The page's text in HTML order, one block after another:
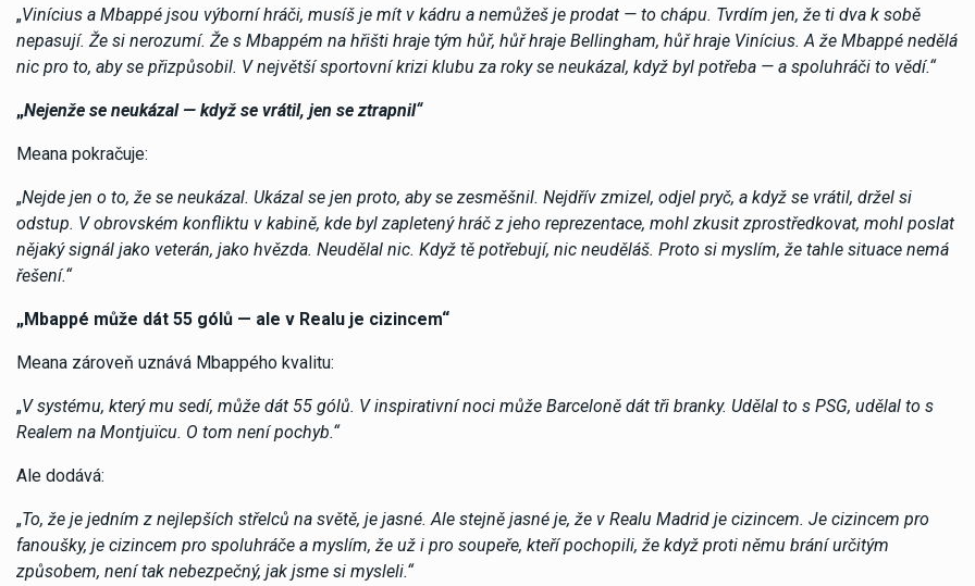
„Vinícius a Mbappé jsou výborní hráči, musíš je mít v kádru a nemůžeš je prodat — to chápu. Tvrdím jen, že ti dva k sobě
nepasují. Že si nerozumí. Že s Mbappém na hřišti hraje tým hůř, hůř hraje Bellingham, hůř hraje Vinícius. A že Mbappé nedělá
nic pro to, aby se přizpůsobil. V největší sportovní krizi klubu za roky se neukázal, když byl potřeba — a spoluhráči to vědí.“
„Nejenže se neukázal — když se vrátil, jen se ztrapnil“
Meana pokračuje:
„Nejde jen o to, že se neukázal. Ukázal se jen proto, aby se zesměšnil. Nejdřív zmizel, odjel pryč, a když se vrátil, držel si
odstup. V obrovském konfliktu v kabině, kde byl zapletený hráč z jeho reprezentace, mohl zkusit zprostředkovat, mohl poslat
nějaký signál jako veterán, jako hvězda. Neudělal nic. Když tě potřebují, nic neuděláš. Proto si myslím, že tahle situace nemá
řešení.“
„Mbappé může dát 55 gólů — ale v Realu je cizincem“
Meana zároveň uznává Mbappého kvalitu:
„V systému, který mu sedí, může dát 55 gólů. V inspirativní noci může Barceloně dát tři branky. Udělal to s PSG, udělal to s
Realem na Montjuïcu. O tom není pochyb.“
Ale dodává:
„To, že je jedním z nejlepších střelců na světě, je jasné. Ale stejně jasné je, že v Realu Madrid je cizincem. Je cizincem pro
fanoušky, je cizincem pro spoluhráče a myslím, že už i pro soupeře, kteří pochopili, že když proti němu brání určitým
způsobem, není tak nebezpečný, jak jsme si mysleli.“